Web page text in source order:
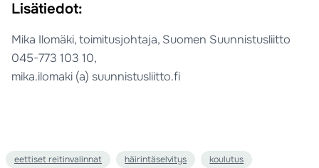
Lisätiedot:
Mika Ilomäki, toimitusjohtaja, Suomen Suunnistusliitto
045-773 103 10,
mika.ilomaki (a) suunnistusliitto.fi
eettiset reitinvalinnat häirintäselvitys koulutus